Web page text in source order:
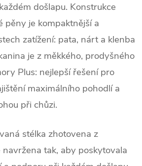
došlapu. Konstrukce
pěny je kompaktnější a
zatížení: pata, nárt a klenba
je z měkkého, prodyšného
Plus: nejlepší řešení pro
maximálního pohodlí a
při chůzi.
stélka zhotovena z
tak, aby poskytovala